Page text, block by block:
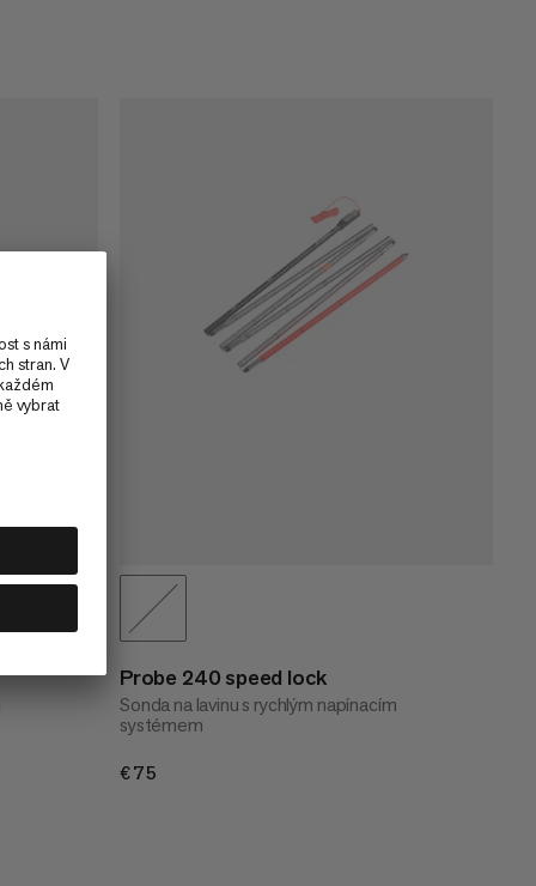
Probe 240 speed lock
Sonda na lavinu s rychlým napínacím
systémem
€75